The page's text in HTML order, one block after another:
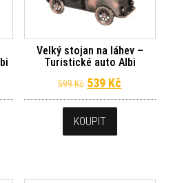
byla: 229 Kč.
cena je: 206 Kč.
Velký stojan na láhev –
Turistické auto Albi
599Kč Původní cena
539 Kč
KOUPIT